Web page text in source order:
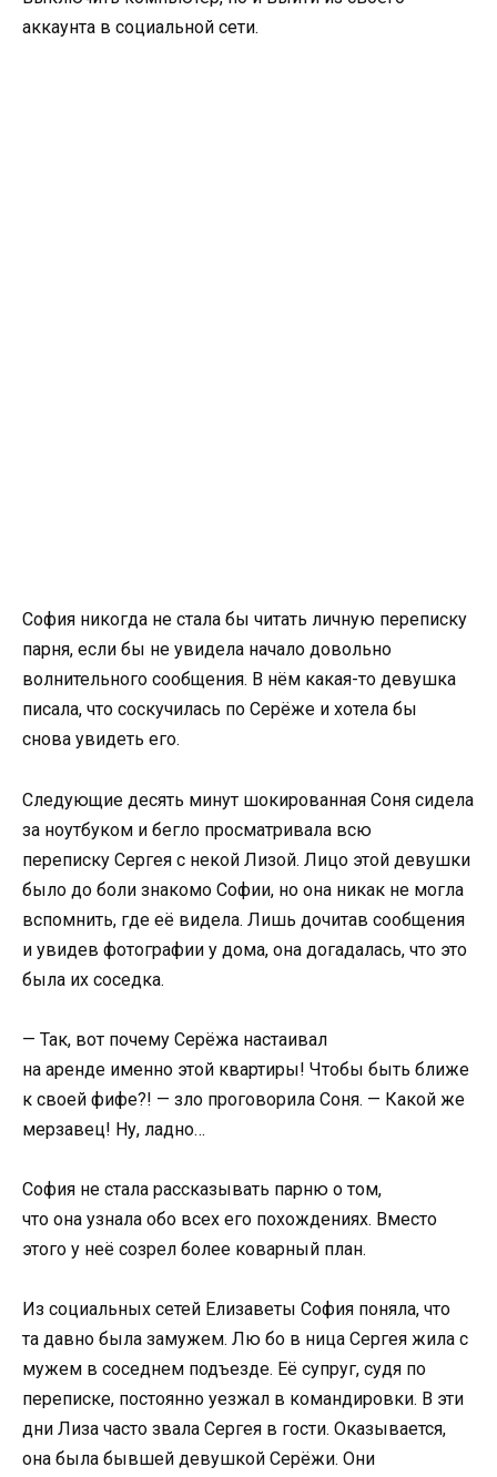
аккаунта в социальной сети.
София никогда не стала бы читать личную переписку
парня, если бы не увидела начало довольно
волнительного сообщения. В нём какая-то девушка
писала, что соскучилась по Серёже и хотела бы
снова увидеть его.
Следующие десять минут шокированная Соня сидела
за ноутбуком и бегло просматривала всю
переписку Сергея с некой Лизой. Лицо этой девушки
было до боли знакомо Софии, но она никак не могла
вспомнить, где её видела. Лишь дочитав сообщения
и увидев фотографии у дома, она догадалась, что это
была их соседка.
— Так, вот почему Серёжа настаивал
на аренде именно этой квартиры! Чтобы быть ближе
к своей фифе?! — зло проговорила Соня. — Какой же
мерзавец! Ну, ладно…
София не стала рассказывать парню о том,
что она узнала обо всех его похождениях. Вместо
этого у неё созрел более коварный план.
Из социальных сетей Елизаветы София поняла, что
та давно была замужем. Лю бо в ница Сергея жила с
мужем в соседнем подъезде. Её супруг, судя по
переписке, постоянно уезжал в командировки. В эти
дни Лиза часто звала Сергея в гости. Оказывается,
она была бывшей девушкой Серёжи. Они